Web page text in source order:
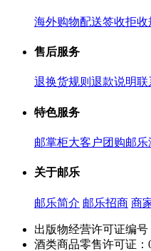
海外购物配送签收拒收
售后服务
退换货规则 退款说明联
特色服务
邮掌柜大客户团购邮乐
关于邮乐
邮乐简介 邮乐招商 商
出版物经营许可证编
酒类商品零售许可证：